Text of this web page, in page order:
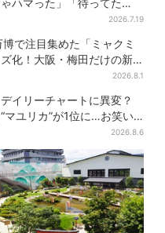
ハマった」「待ってた
2026.7.19
博で注目集めた「ミャクミ
化！大阪・梅田だけの新
2026.8.1
イリーチャートに異変？
マユリカ”が1位に…お笑い
2026.8.6